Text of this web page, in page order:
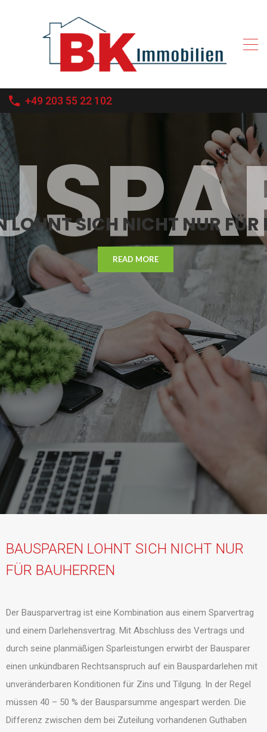
+49 203 55 22 102
LOHNT SICH NICHT NUR FÜR
READ MORE
BAUSPAREN LOHNT SICH NICHT NUR
FÜR BAUHERREN
Der Bausparvertrag ist eine Kombination aus einem Sparvertrag
und einem Darlehensvertrag. Mit Abschluss des Vertrags und
durch seine planmäßigen Sparleistungen erwirbt der Bausparer
einen unkündbaren Rechtsanspruch auf ein Bauspardarlehen mit
unveränderbaren Konditionen für Zins und Tilgung. In der Regel
müssen 40 – 50 % der Bausparsumme angespart werden. Die
Differenz zwischen dem bei Zuteilung vorhandenen Guthaben